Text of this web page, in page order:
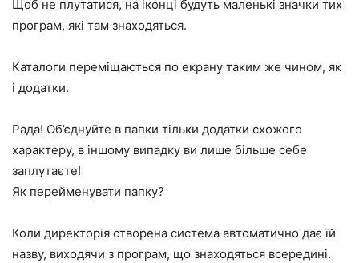
Щоб не плутатися, на іконці будуть маленькі значки тих
програм, які там знаходяться.
Каталоги переміщаються по екрану таким же чином, як
і додатки.
Рада! Об’єднуйте в папки тільки додатки схожого
характеру, в іншому випадку ви лише більше себе
заплутаєте!
Як перейменувати папку?
Коли директорія створена система автоматично дає їй
назву, виходячи з програм, що знаходяться всередині.